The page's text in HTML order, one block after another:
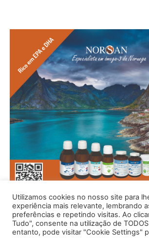
Utilizamos cookies no nosso site para
experiência mais relevante, lembrando
preferências e repetindo visitas. Ao
Tudo", consente na utilização de
entanto, pode visitar "Cookie Settings"